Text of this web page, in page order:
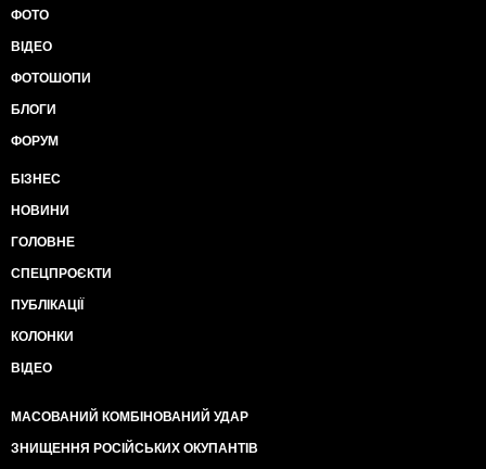
ФОТО
ВІДЕО
ФОТОШОПИ
БЛОГИ
ФОРУМ
БІЗНЕС
НОВИНИ
ГОЛОВНЕ
СПЕЦПРОЄКТИ
ПУБЛІКАЦІЇ
КОЛОНКИ
ВІДЕО
МАСОВАНИЙ КОМБІНОВАНИЙ УДАР
ЗНИЩЕННЯ РОСІЙСЬКИХ ОКУПАНТІВ